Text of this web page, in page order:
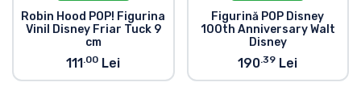
Robin Hood POP! Figurina
Vinil Disney Friar Tuck 9
cm
111 .00 Lei
Figurină POP Disney
100th Anniversary Walt
Disney
190.39 Lei